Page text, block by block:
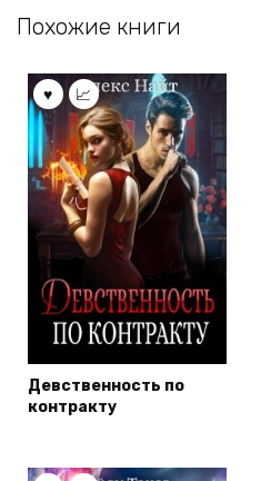
Похожие книги
Девственность по
контракту